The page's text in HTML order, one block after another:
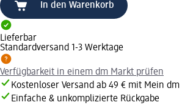
In den Warenkorb
Lieferbar
Standardversand 1-3 Werktage
Verfügbarkeit in einem dm Markt prüfen
Kostenloser Versand ab 49 € mit Mein dm
Einfache & unkomplizierte Rückgabe